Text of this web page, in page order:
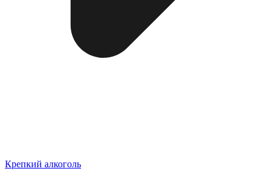
Крепкий алкоголь